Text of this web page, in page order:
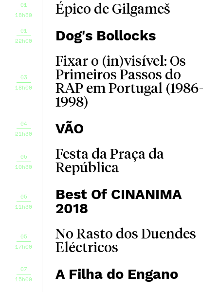
01
18h30
Épico de Gilgameš
01
22h00
Dog's Bollocks
03
18h00
Fixar o (in)visível: Os
Primeiros Passos do
RAP em Portugal (1986-
1998)
04
21h30
VÃO
05
10h30
Festa da Praça da
República
05
11h30
Best Of CINANIMA
2018
05
17h00
No Rasto dos Duendes
Eléctricos
07
15h00
A Filha do Engano